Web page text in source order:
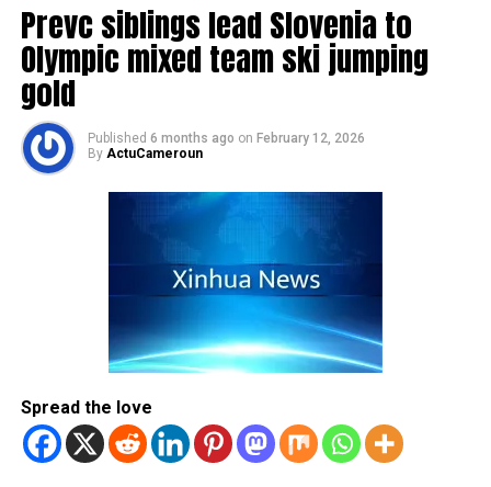
Prevc siblings lead Slovenia to
Olympic mixed team ski jumping
gold
Published 6 months ago on February 12, 2026
By ActuCameroun
Spread the love